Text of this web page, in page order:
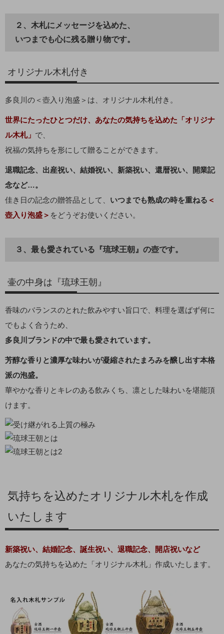
２、木札にメッセージを込めた、
いつまでも心に残る贈り物です。
オリジナル木札付き
多良川の＜壺入り泡盛＞は、オリジナル木札付き。
世界にたったひとつだけ、あなたの気持ちを込めた「オリジナ
ル木札」 で、
祝福の気持ちを形にして贈ることができます。
退職記念、出産祝い、結婚祝い、新築祝い、還暦祝い、開業記
念など…。
佳き日の記念の贈答品として、 いつまでも熟成の時を重ねる ＜
壺入り泡盛＞ をどうぞお使いください。
３、最も愛されている『琉球王朝』の壺です。
壷の中身は『琉球王朝』
香味のバランスのとれた飲みやすい旨口で、料理を選ばず何に
でもよく合うため、
多良川ブランドの中で最も愛されています。
芳醇な香りと濃厚な味わいが凝縮されたまろみを醸し出す本格
派の泡盛。
華やかな香りとキレのある飲みくち、凛とした味わいを堪能頂
けます。
気持ちを込めたオリジナル木札を作成
いたします
新築祝い、結婚記念、誕生祝い、退職記念、開店祝いなど
あなたの気持ちを込めた「オリジナル木札」作成いたします。